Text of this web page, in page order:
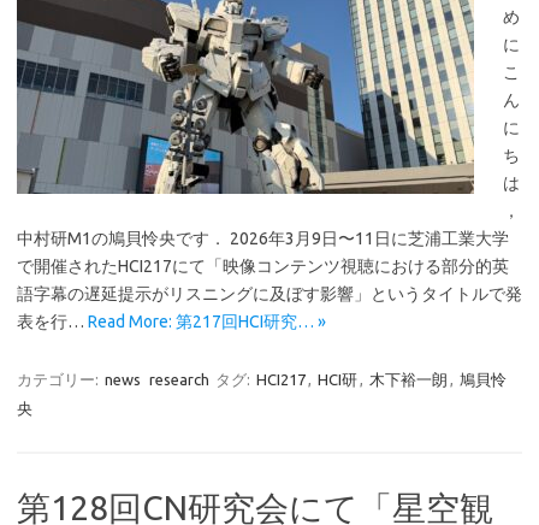
め
に
こ
ん
に
ち
は
，
中村研M1の鳩貝怜央です． 2026年3月9日〜11日に芝浦工業大学
で開催されたHCI217にて「映像コンテンツ視聴における部分的英
語字幕の遅延提示がリスニングに及ぼす影響」というタイトルで発
表を行… Read More: 第217回HCI研究… »
カテゴリー: news research タグ: HCI217, HCI研, 木下裕一朗 , 鳩貝怜
央
第128回CN研究会にて「星空観